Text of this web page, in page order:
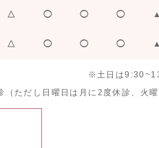
△ ◯ ◯ ◯ ▲
△ ◯ ◯ ◯ ▲
※土日は
ただし日曜日は月に2度休診、火曜